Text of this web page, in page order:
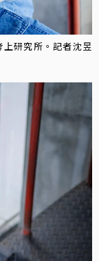
研究所。記者沈昱